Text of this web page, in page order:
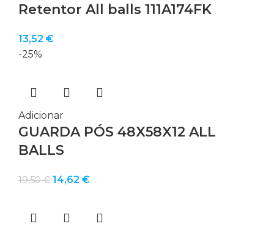
Retentor All balls 111A174FK
13,52 €
-25%
Adicionar
GUARDA PÓS 48X58X12 ALL
BALLS
19,50€ O
era:
14,62 €O
é: